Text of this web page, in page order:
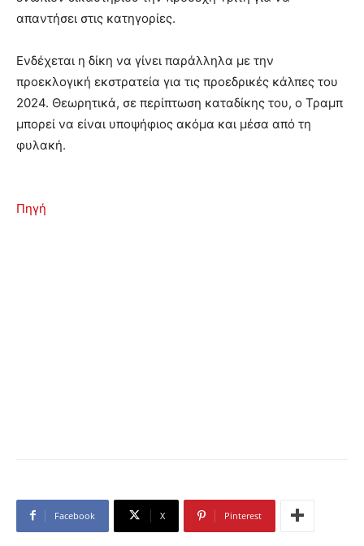
απαντήσει στις κατηγορίες.
Ενδέχεται η δίκη να γίνει παράλληλα με την
προεκλογική εκστρατεία για τις προεδρικές κάλπες του
2024. Θεωρητικά, σε περίπτωση καταδίκης του, ο Τραμπ
μπορεί να είναι υποψήφιος ακόμα και μέσα από τη
φυλακή.
Πηγή
Facebook X Pinterest